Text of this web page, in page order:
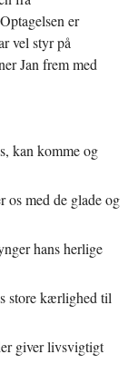
er
vel styr på
Jan frem med
kan komme og
med de glade og
hans herlige
store kærlighed til
giver livsvigtigt